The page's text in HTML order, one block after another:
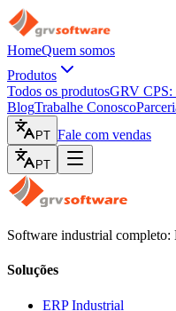
HomeQuem somos
Produtos
Todos os produtosGRV CPS:
BlogTrabalhe Conosco
PT Fale com vendas
PT
Software industrial completo:
Soluções
ERP Industrial